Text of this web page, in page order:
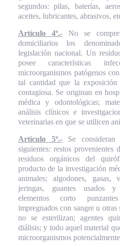
segundos: pilas, baterías,
aceites, lubricantes, abrasivos,
Artículo 4º.-No se
domiciliarios los
legislación nacional. Un
posee características
microorganismos patógenos
tal cantidad que la
contagiosa. Se originan en
médica y odontológicas;
análisis clínicos e
veterinarias en que se utilicen
Artículo 5º.-Se consideran
siguientes: restos provenientes
residuos orgánicos del
producto de la investigación
animales; algodones, gasas,
jeringas, guantes usados y
elementos corto
impregnados con sangre u otras
no se esterilizan; agentes
diálisis; y todo aquel material
microorganismos